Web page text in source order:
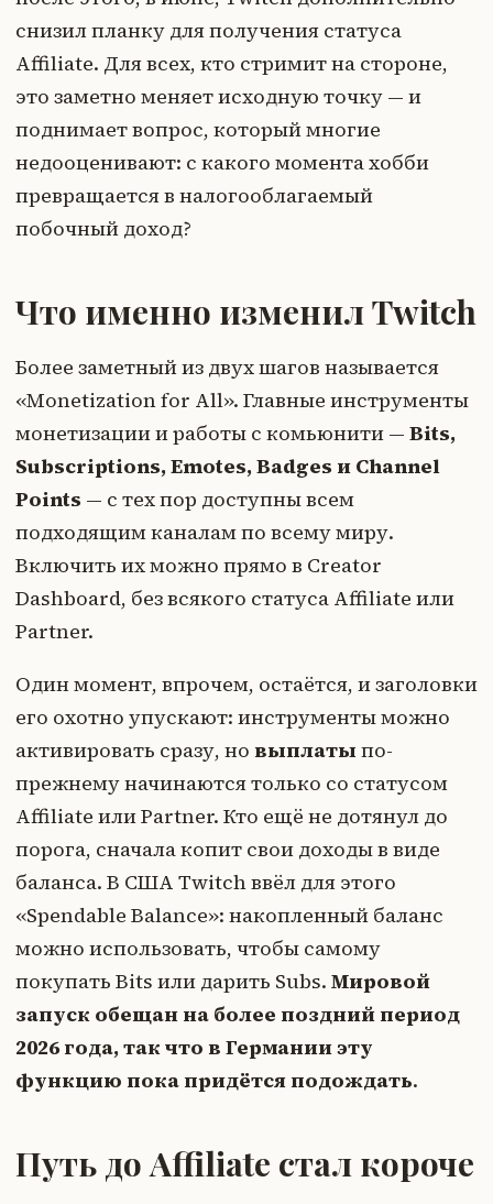
снизил планку для получения статуса
Affiliate. Для всех, кто стримит на стороне,
это заметно меняет исходную точку — и
поднимает вопрос, который многие
недооценивают: с какого момента хобби
превращается в налогооблагаемый
побочный доход?
Что именно изменил Twitch
Более заметный из двух шагов называется
«Monetization for All». Главные инструменты
монетизации и работы с комьюнити — Bits,
Subscriptions, Emotes, Badges и Channel
Points — с тех пор доступны всем
подходящим каналам по всему миру.
Включить их можно прямо в Creator
Dashboard, без всякого статуса Affiliate или
Partner.
Один момент, впрочем, остаётся, и заголовки
его охотно упускают: инструменты можно
активировать сразу, но выплаты по-
прежнему начинаются только со статусом
Affiliate или Partner. Кто ещё не дотянул до
порога, сначала копит свои доходы в виде
баланса. В США Twitch ввёл для этого
«Spendable Balance»: накопленный баланс
можно использовать, чтобы самому
покупать Bits или дарить Subs. Мировой
запуск обещан на более поздний период
2026 года, так что в Германии эту
функцию пока придётся подождать.
Путь до Affiliate стал короче